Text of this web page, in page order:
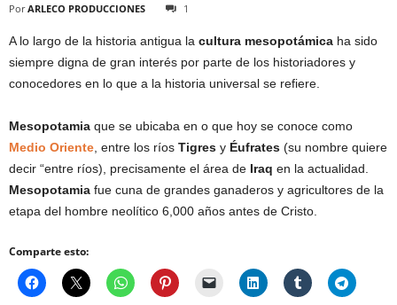
Por ARLECO PRODUCCIONES 1
A lo largo de la historia antigua la cultura mesopotámica ha sido
siempre digna de gran interés por parte de los historiadores y
conocedores en lo que a la historia universal se refiere.
Mesopotamia que se ubicaba en o que hoy se conoce como
Medio Oriente , entre los ríos Tigres y Éufrates (su nombre quiere
decir “entre ríos), precisamente el área de Iraq en la actualidad.
Mesopotamia fue cuna de grandes ganaderos y agricultores de la
etapa del hombre neolítico 6,000 años antes de Cristo.
Comparte esto: